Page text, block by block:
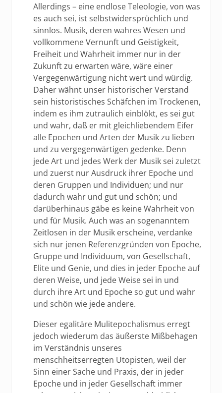
Allerdings – eine endlose Teleologie, von was
es auch sei, ist selbstwidersprüchlich und
sinnlos. Musik, deren wahres Wesen und
vollkommene Vernunft und Geistigkeit,
Freiheit und Wahrheit immer nur in der
Zukunft zu erwarten wäre, wäre einer
Vergegenwärtigung nicht wert und würdig.
Daher wähnt unser historischer Verstand
sein historistisches Schäfchen im Trockenen,
indem es ihm zutraulich einblökt, es sei gut
und wahr, daß er mit gleichliebendem Eifer
alle Epochen und Arten der Musik zu lieben
und zu vergegenwärtigen gedenke. Denn
jede Art und jedes Werk der Musik sei zuletzt
und zuerst nur Ausdruck ihrer Epoche und
deren Gruppen und Individuen; und nur
dadurch wahr und gut und schön; und
darüberhinaus gäbe es keine Wahrheit von
und für Musik. Auch was an sogenanntem
Zeitlosen in der Musik erscheine, verdanke
sich nur jenen Referenzgründen von Epoche,
Gruppe und Individuum, von Gesellschaft,
Elite und Genie, und dies in jeder Epoche auf
deren Weise, und jede Weise sei in und
durch ihre Art und Epoche so gut und wahr
und schön wie jede andere.
Dieser egalitäre Mulitepochalismus erregt
jedoch wiederum das äußerste Mißbehagen
im Verständnis unseres
menschheitserregten Utopisten, weil der
Sinn einer Sache und Praxis, der in jeder
Epoche und in jeder Gesellschaft immer